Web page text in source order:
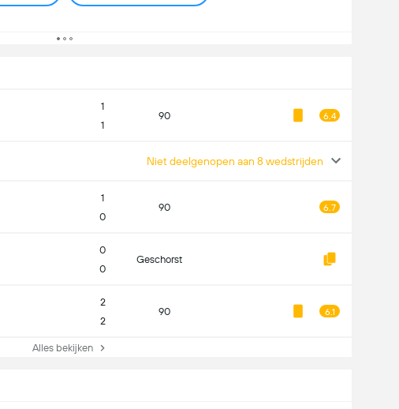
1
1
90 6.4
Niet deelgenopen aan 8 wedstrijden
1
0
90 6.7
0
0
Geschorst
2
2
90 6.1
Alles bekijken